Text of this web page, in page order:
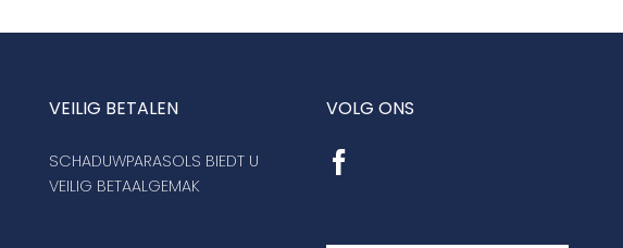
VEILIG BETALEN
SCHADUWPARASOLS BIEDT U
VEILIG BETAALGEMAK
VOLG ONS